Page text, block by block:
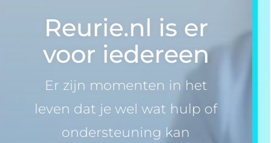
Reurie.nl is er
voor iedereen
Er zijn momenten in het
leven dat je wel wat hulp of
ondersteuning kan